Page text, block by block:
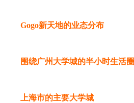
Gogo新天地的业态分布
围绕广州大学城的半小时生活圈
上海市的主要大学城